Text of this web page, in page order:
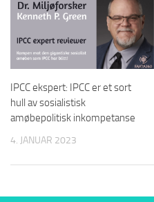
IPCC ekspert: IPCC er et sort
hull av sosialistisk
amøbepolitisk inkompetanse
4. JANUAR 2023